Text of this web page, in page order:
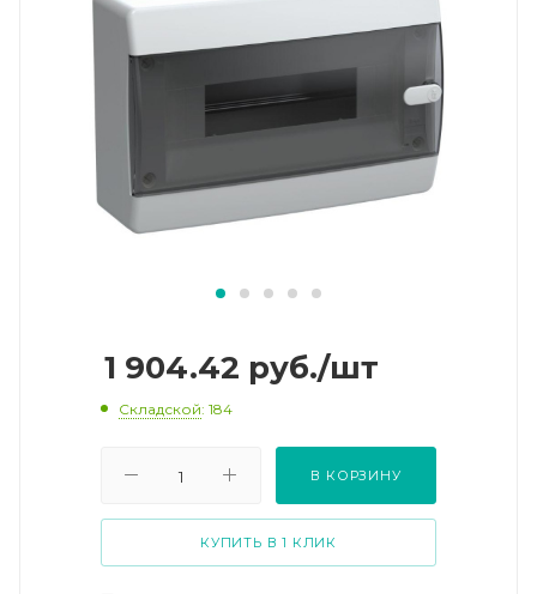
1 904.42 руб./шт
Складской: 184
В КОРЗИНУ
КУПИТЬ В 1 КЛИК